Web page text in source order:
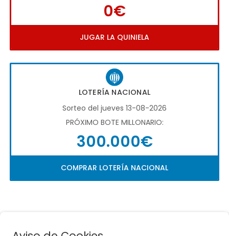
0€
JUGAR LA QUINIELA
LOTERÍA NACIONAL
Sorteo del jueves 13-08-2026
PRÓXIMO BOTE MILLONARIO:
300.000€
COMPRAR LOTERÍA NACIONAL